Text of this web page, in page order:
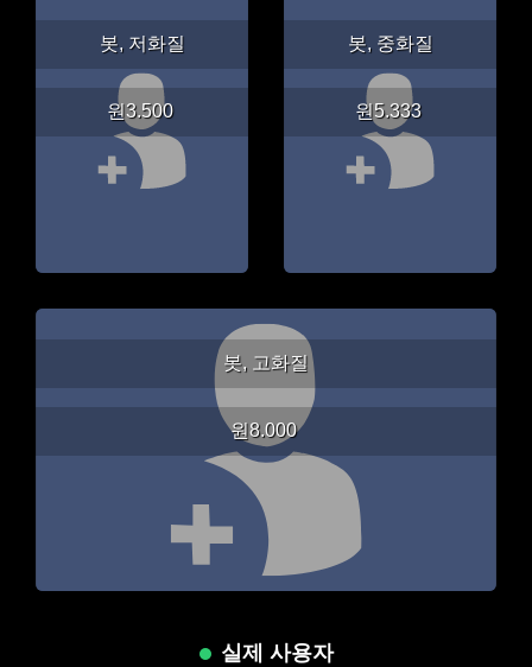
봇, 저화질
원3.500
봇, 중화질
원5.333
봇, 고화질
원8.000
실제 사용자